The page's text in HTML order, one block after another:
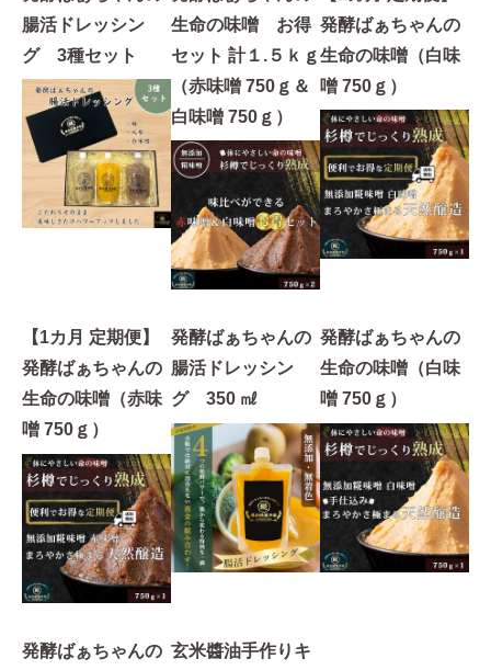
腸活ドレッシン
グ 3種セット
生命の味噌 お得
セット 計１.５ｋｇ
（赤味噌 750ｇ＆
白味噌 750ｇ）
発酵ばぁちゃんの
生命の味噌（白味
噌 750ｇ）
【1カ月 定期便】
発酵ばぁちゃんの
生命の味噌（赤味
噌 750ｇ）
発酵ばぁちゃんの
腸活ドレッシン
グ 350 ㎖
発酵ばぁちゃんの
生命の味噌（白味
噌 750ｇ）
発酵ばぁちゃんの 玄米醬油手作りキ